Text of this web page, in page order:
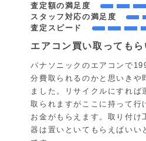
査定額の満足度
スタッフ対応の満足度
査定スピード
エアコン買い取ってもら
パナソニックのエアコンで
分費取られるのかと思いきや
ました。リサイクルにすれば
取られますがここに持って行
お金がもらえます。取り付け
器は置いといてもらえばいい